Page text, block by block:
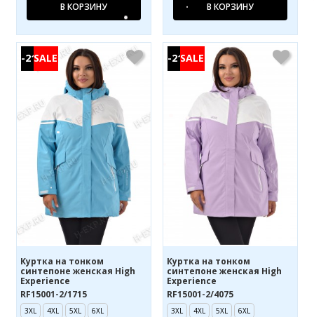
В КОРЗИНУ В КОРЗИНУ
-21%
Куртка на тонком
синтепоне женская High
Experience
RF15001-2/1715
3XL 4XL 5XL 6XL
-21%
Куртка на тонком
синтепоне женская High
Experience
RF15001-2/4075
3XL 4XL 5XL 6XL